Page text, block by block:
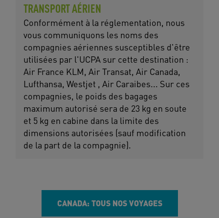
TRANSPORT AÉRIEN
Conformément à la réglementation, nous
vous communiquons les noms des
compagnies aériennes susceptibles d'être
utilisées par l'UCPA sur cette destination :
Air France KLM, Air Transat, Air Canada,
Lufthansa, Westjet , Air Caraibes... Sur ces
compagnies, le poids des bagages
maximum autorisé sera de 23 kg en soute
et 5 kg en cabine dans la limite des
dimensions autorisées (sauf modification
de la part de la compagnie).
CANADA: TOUS NOS VOYAGES